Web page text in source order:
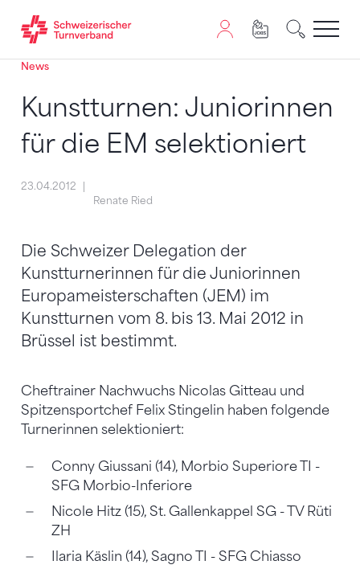
Zum Inhalt springen
Zur Sitemap navigieren
Zum Navigieren dieser Seite wird JavaScript benötigt.
News
Kunstturnen: Juniorinnen
für die EM selektioniert
23.04.2012
Renate Ried
Die Schweizer Delegation der
Kunstturnerinnen für die Juniorinnen
Europameisterschaften (JEM) im
Kunstturnen vom 8. bis 13. Mai 2012 in
Brüssel ist bestimmt.
Cheftrainer Nachwuchs Nicolas Gitteau und
Spitzensportchef Felix Stingelin haben folgende
Turnerinnen selektioniert:
Conny Giussani (14), Morbio Superiore TI -
SFG Morbio-Inferiore
Nicole Hitz (15), St. Gallenkappel SG - TV Rüti
ZH
Ilaria Käslin (14), Sagno TI - SFG Chiasso